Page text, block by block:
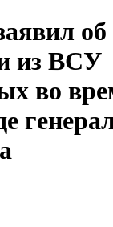
об
из ВСУ
во